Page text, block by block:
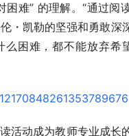
困难” 的理解。“通过阅
・凯勒的坚强和勇敢深
么困难，都不能放弃希
活动成为教师专业成长